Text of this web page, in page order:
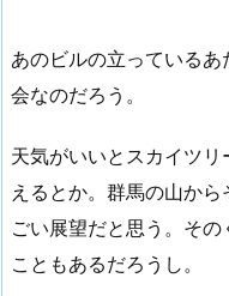
あのビルの立っている
会なのだろう。
天気がいいとスカイツ
えるとか。群馬の山か
ごい展望だと思う。そ
こともあるだろうし。